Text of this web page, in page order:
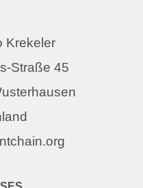
Krekeler
Straße 45